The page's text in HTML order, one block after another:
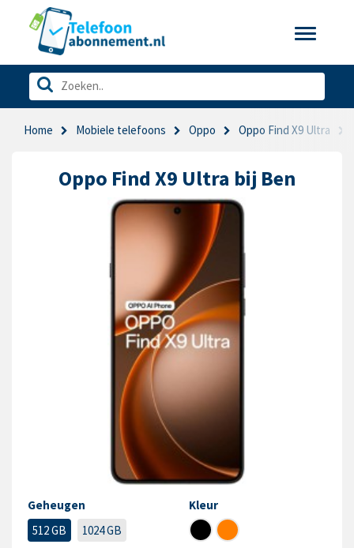
Toggle
Home Mobiele telefoons Oppo Oppo Find X9 Ultra
Oppo Find X9 Ultra bij Ben
Geheugen
512 GB
1024 GB
Kleur